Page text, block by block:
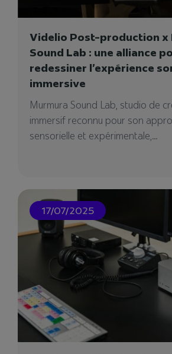
Videlio Post-production x
Sound Lab : une alliance
redessiner l’expérience
immersive
Murmura Sound Lab, studio de
immersif reconnu pour son
sensorielle et expérimentale,...
17/07/2025
LEFEBVRE DALLOZ
Lefebvre Dalloz, marque
globale d'Edition, de...
20/06/2024
Cetim Congrès